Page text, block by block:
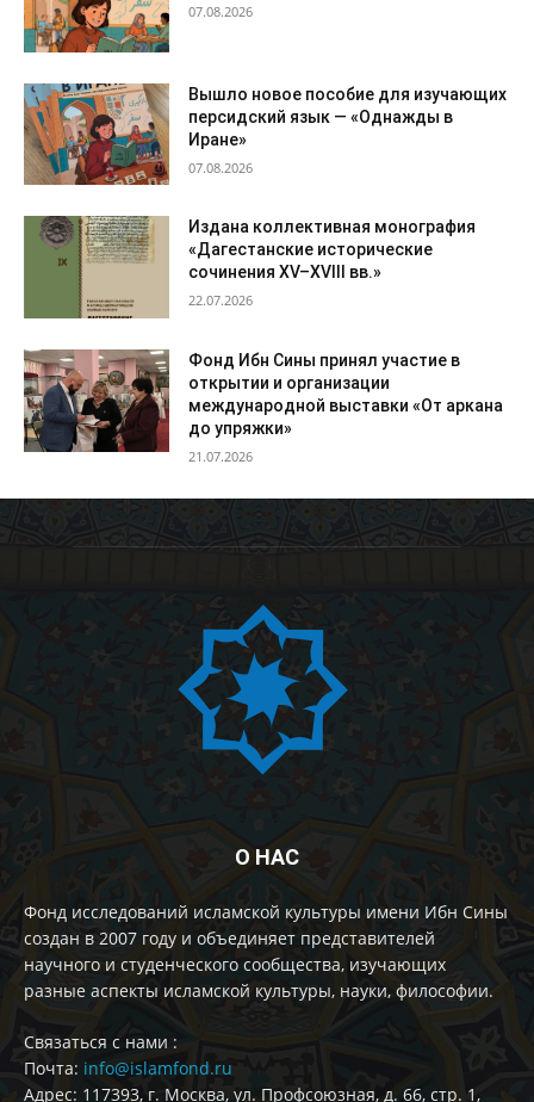
07.08.2026
Вышло новое пособие для изучающих
персидский язык — «Однажды в
Иране»
07.08.2026
Издана коллективная монография
«Дагестанские исторические
сочинения XV–XVIII вв.»
22.07.2026
Фонд Ибн Сины принял участие в
открытии и организации
международной выставки «От аркана
до упряжки»
21.07.2026
О НАС
Фонд исследований исламской культуры имени Ибн Сины
создан в 2007 году и объединяет представителей
научного и студенческого сообщества, изучающих
разные аспекты исламской культуры, науки, философии.
Cвязаться с нами :
Почта: info@islamfond.ru
Адрес: 117393, г. Москва, ул. Профсоюзная, д. 66, стр. 1,